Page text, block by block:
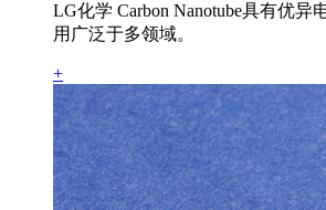
LG化学 Carbon Nanotube具有优异
用广泛于多领域。
+